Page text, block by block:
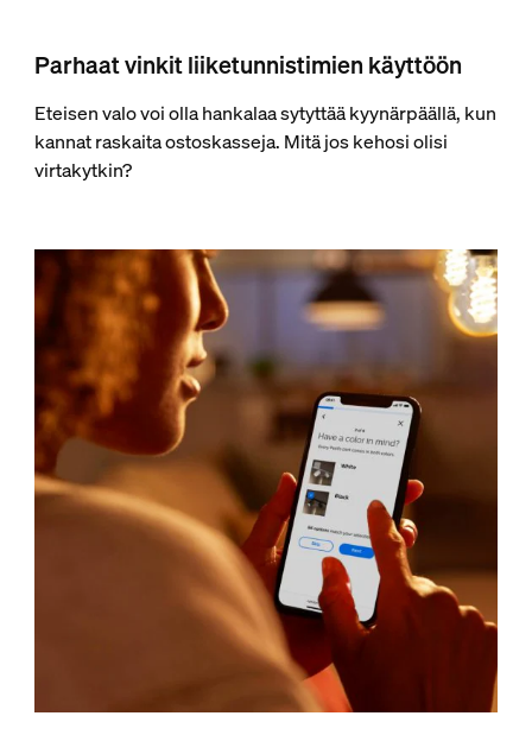
Parhaat vinkit liiketunnistimien käyttöön
Eteisen valo voi olla hankalaa sytyttää kyynärpäällä, kun
kannat raskaita ostoskasseja. Mitä jos kehosi olisi
virtakytkin?